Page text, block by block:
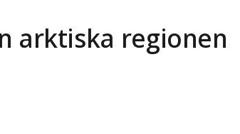
arktiska regionen